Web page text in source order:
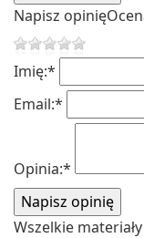
Napisz opinię
Imię:*
Email:*
Opinia:*
Wszelkie